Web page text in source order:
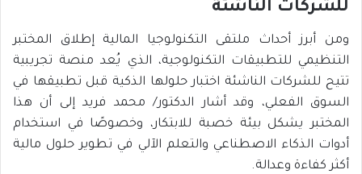
للشركات الناشئة
ومن أبرز أحداث ملتقى التكنولوجيا المالية إطلاق المختبر
التنظيمي للتطبيقات التكنولوجية، الذي يُعد منصة تجريبية
تتيح للشركات الناشئة اختبار حلولها الذكية قبل تطبيقها في
السوق الفعلي، وقد أشار الدكتور/ محمد فريد إلى أن هذا
المختبر يشكل بيئة خصبة للابتكار، وخصوصًا في استخدام
أدوات الذكاء الاصطناعي والتعلم الآلي في تطوير حلول مالية
أكثر كفاءة وعدالة.